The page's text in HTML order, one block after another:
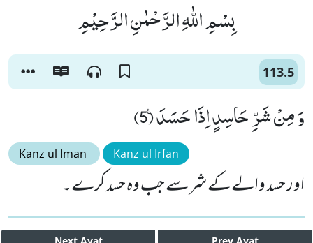
بِسْمِ اللّٰهِ الرَّحْمٰنِ الرَّحِیْمِ
113.5
وَ مِنْ شَرِّ حَاسِدٍ اِذَا حَسَدَ۠ (5)
Kanz ul Iman Kanz ul Irfan
اور حسد والے کے شر سے جب وہ حسد کرے۔